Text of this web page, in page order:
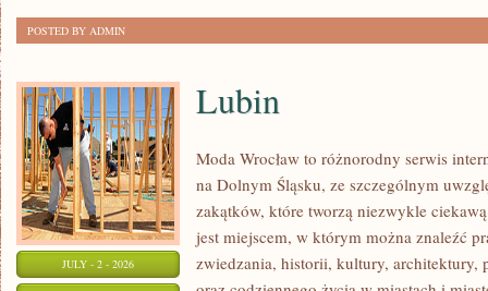
POSTED BY ADMIN
JULY - 2 - 2026
Lubin
Moda Wrocław to różnorodny serwis
na Dolnym Śląsku, ze szczególnym
zakątków, które tworzą niezwykle
jest miejscem, w którym można znaleźć
zwiedzania, historii, kultury, architektury,